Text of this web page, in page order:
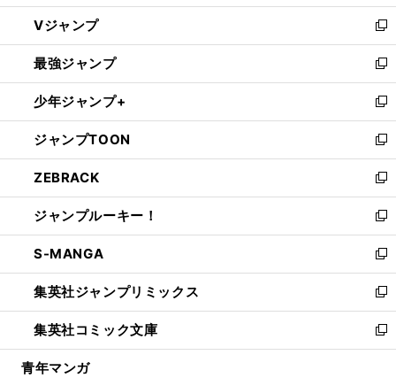
ウ
ィ
ン
ド
ウ
で
開
く
し
い
ウ
ィ
ン
ド
ウ
で
開
く
Vジャンプ
新
し
い
ウ
ィ
ン
ド
ウ
で
開
く
最強ジャンプ
新
し
い
ウ
ィ
ン
ド
ウ
で
開
く
少年ジャンプ+
新
し
い
ウ
ィ
ン
ド
ウ
で
開
く
ジャンプTOON
新
し
い
ウ
ィ
ン
ド
ウ
で
開
く
ZEBRACK
新
し
い
ウ
ィ
ン
ド
ウ
で
開
ジャンプルーキー！
新
し
い
ウ
ィ
ン
ド
ウ
S-MANGA
新
し
い
ウ
ィ
ン
集英社ジャンプリミックス
新
し
い
ウ
集英社コミック文庫
新
し
青年マンガ